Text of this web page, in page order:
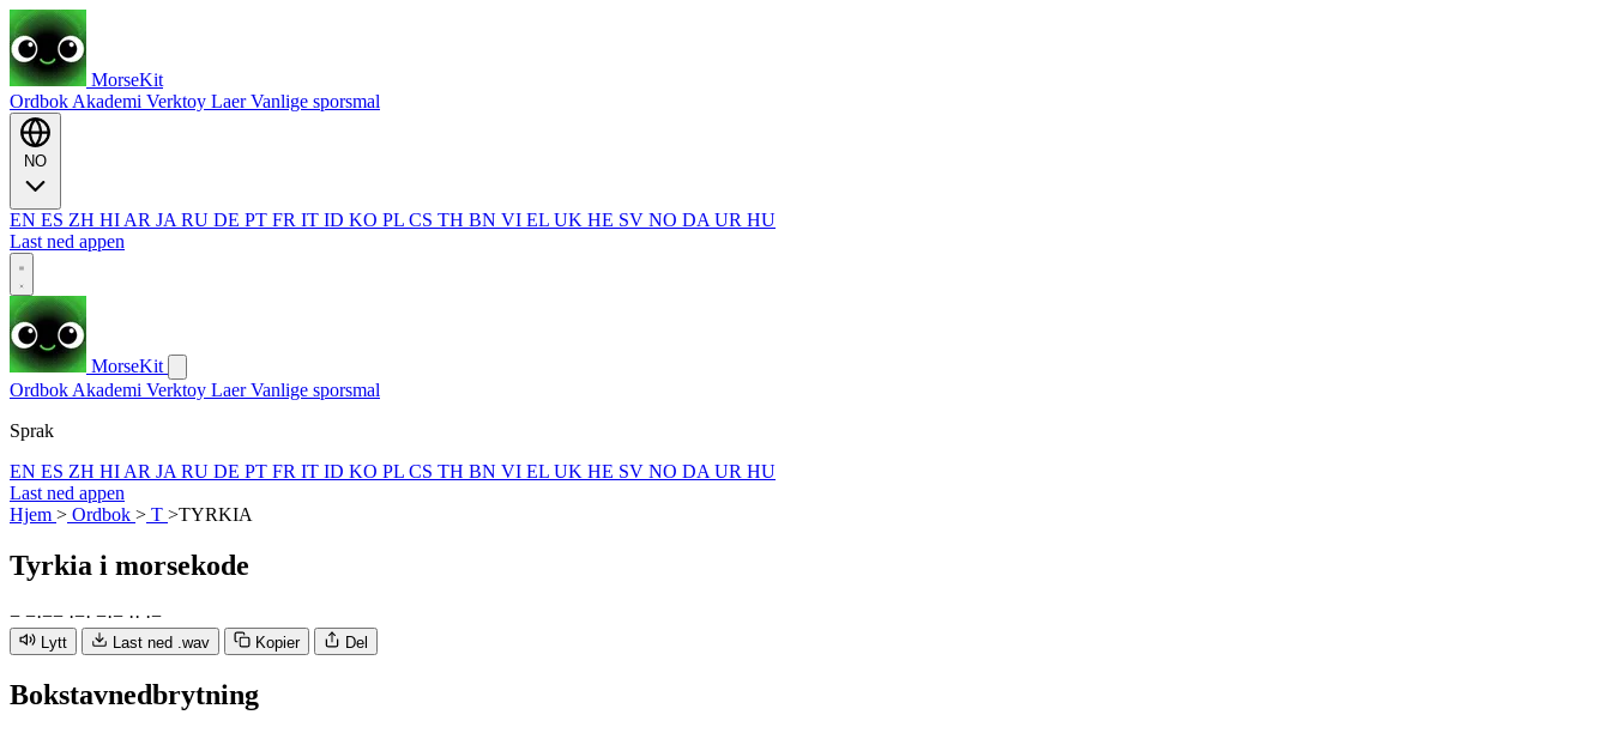
MorseKit
Ordbok Akademi Verktoy LaerVanlige sporsmal
EN ES ZH HI AR JA RU DE PT FR IT ID KO PL CS TH BN VI EL UK HE SV NO DA UR HU
Last ned appen
MorseKit
Ordbok Akademi Verktoy LaerVanlige sporsmal
Sprak
EN ES ZH HI AR JA RU DE PT FR IT ID KO PL CS TH BN VI EL UK HE SV NO DA UR HU
Last ned appen
Hjem > Ordbok > T >TYRKIA
Tyrkia i morsekode
− −·−− ·−· −·− ·· ·−
Lytt Last ned .wav Kopier Del
Bokstavnedbrytning